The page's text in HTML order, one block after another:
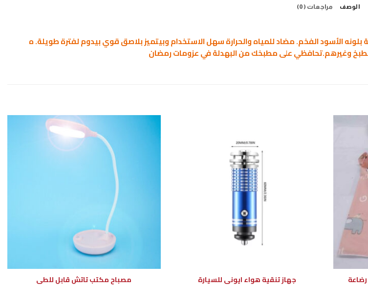
الوصف مراجعات (0)
الأسود الفخم. مضاد للمياه والحرارة سهل الاستخدام وبيتميز بلاصق قوي بيدوم لفترة طويلة. ه
وغيرهم.تحافظي على مطبخك من البهدلة في عزومات رمضان
جهاز تنقية هواء ايونى للسيارة
مصباح مكتب تاتش قابل للطى